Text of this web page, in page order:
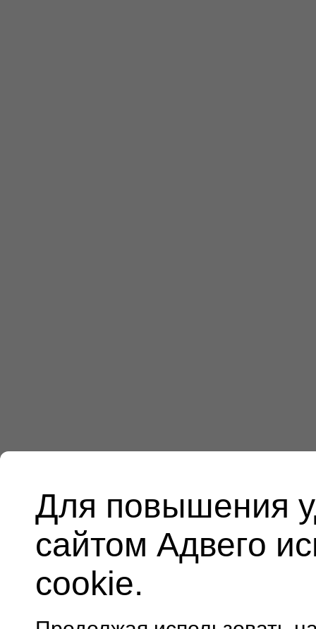
Для повышения
сайтом Адвего
cookie.